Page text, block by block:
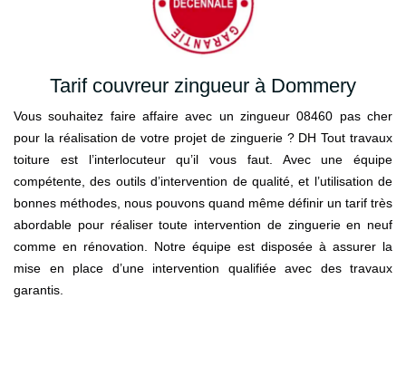
Tarif couvreur zingueur à Dommery
Vous souhaitez faire affaire avec un zingueur 08460 pas cher
pour la réalisation de votre projet de zinguerie ? DH Tout travaux
toiture est l’interlocuteur qu’il vous faut. Avec une équipe
compétente, des outils d’intervention de qualité, et l’utilisation de
bonnes méthodes, nous pouvons quand même définir un tarif très
abordable pour réaliser toute intervention de zinguerie en neuf
comme en rénovation. Notre équipe est disposée à assurer la
mise en place d’une intervention qualifiée avec des travaux
garantis.